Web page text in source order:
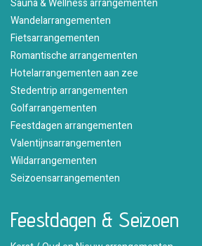
Sauna & Wellness arrangementen
Wandelarrangementen
Fietsarrangementen
Romantische arrangementen
Hotelarrangementen aan zee
Stedentrip arrangementen
Golfarrangementen
Feestdagen arrangementen
Valentijnsarrangementen
Wildarrangementen
Seizoensarrangementen
Feestdagen & Seizoen